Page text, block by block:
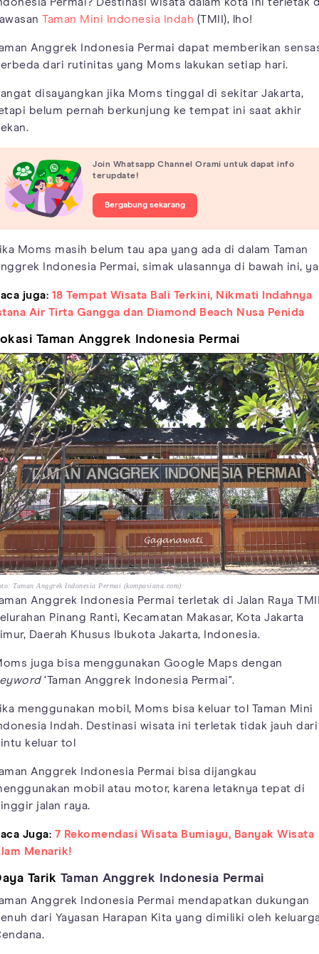
Taman Mini Indonesia Indah (TMII), lho!
Anggrek Indonesia Permai dapat memberikan
dari rutinitas yang Moms lakukan setiap hari.
disayangkan jika Moms tinggal di sekitar Jakarta,
belum pernah berkunjung ke tempat ini saat akhir
Join Whatsapp Channel Orami untuk dapat info
terupdate!
Bergabung sekarang
Moms masih belum tau apa yang ada di dalam Taman
Indonesia Permai, simak ulasannya di bawah ini,
juga: 18 Tempat Wisata Bali Terkini, Nikmati Indahnya
Air Tirta Gangga dan Diamond Beach Nusa Penida
Taman Anggrek Indonesia Permai
Taman Anggrek Indonesia Permai (kompasiana.com)
Anggrek Indonesia Permai terletak di Jalan Raya
Pinang Ranti, Kecamatan Makasar, Kota Jakarta
Daerah Khusus Ibukota Jakarta, Indonesia.
juga bisa menggunakan Google Maps dengan
‘Taman Anggrek Indonesia Permai".
menggunakan mobil, Moms bisa keluar tol Taman Mini
Indah. Destinasi wisata ini terletak tidak jauh dari
keluar tol
Anggrek Indonesia Permai bisa dijangkau
mobil atau motor, karena letaknya tepat di
jalan raya.
Juga: 7 Rekomendasi Wisata Bumiayu, Banyak Wisata
Menarik!
Tarik Taman Anggrek Indonesia Permai
Anggrek Indonesia Permai mendapatkan dukungan
dari Yayasan Harapan Kita yang dimiliki oleh